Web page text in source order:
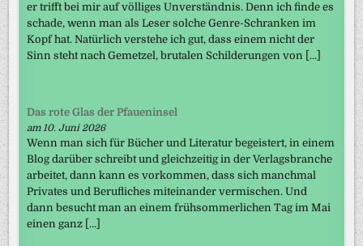
er trifft bei mir auf völliges Unverständnis. Denn ich finde es
schade, wenn man als Leser solche Genre-Schranken im
Kopf hat. Natürlich verstehe ich gut, dass einem nicht der
Sinn steht nach Gemetzel, brutalen Schilderungen von […]
Das rote Glas der Pfaueninsel
am 10. Juni 2026
Wenn man sich für Bücher und Literatur begeistert, in einem
Blog darüber schreibt und gleichzeitig in der Verlagsbranche
arbeitet, dann kann es vorkommen, dass sich manchmal
Privates und Berufliches miteinander vermischen. Und
dann besucht man an einem frühsommerlichen Tag im Mai
einen ganz […]